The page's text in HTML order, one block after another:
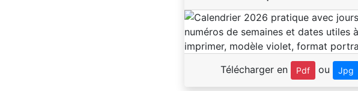
Télécharger en Pdf ou Jpg